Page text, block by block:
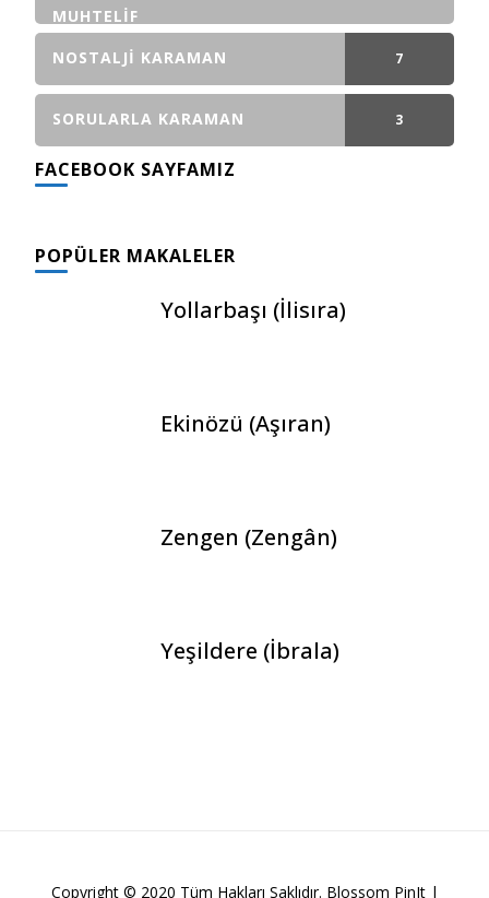
MUHTELIF
NOSTALJI KARAMAN
7
GÖNDERI(LER)
SORULARLA KARAMAN 3
FACEBOOK SAYFAMIZ
POPÜLER MAKALELER
Yollarbaşı (İlisıra)
Ekinözü (Aşıran)
Zengen (Zengân)
Yeşildere (İbrala)
Copyright © 2020 Tüm Hakları Saklıdır. Blossom PinIt |